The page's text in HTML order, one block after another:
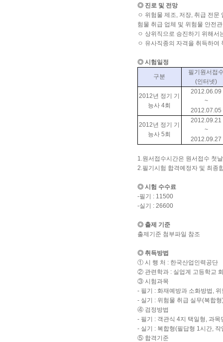
◎ 진로 및 전망
ㅇ 위험물 제조, 저장, 취급 전
험물 취급 업체 및 위험물 안전
ㅇ 상위직으로 승진하기 위해
ㅇ 유사직종의 자격을 취득하여
◎ 시험일정
구분
필기원서접
(인터넷)
2012년 정기 기
능사 4회
2012.06.09
~
2012.07.05
2012년 정기 기
능사 5회
2012.09.21
~
2012.09.27
1.원서접수시간은 원서접수 첫
2.필기시험 합격예정자 및 최종
◎ 시험 수수료
-필기 : 11500
-실기 : 26600
◎ 출제 기준
출제기준 첨부파일 참조
◎ 취득방법
① 시 행 처 : 한국산업인력공단
② 관련학과 : 실업계 고등학교
③ 시험과목
- 필기 : 화재예방과 소화방법,
- 실기 : 위험물 취급 실무(복합형
④ 검정방법
- 필기 : 객관식 4지 택일형, 과
- 실기 : 복합형(필답형 1시간,
⑤ 합격기준